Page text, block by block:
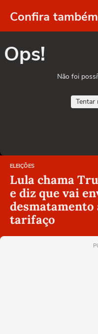
Confira
Ops!
Não foi
Tentar
ELEIÇÕES
Lula chama
e diz que vai
desmatamento
tarifaço